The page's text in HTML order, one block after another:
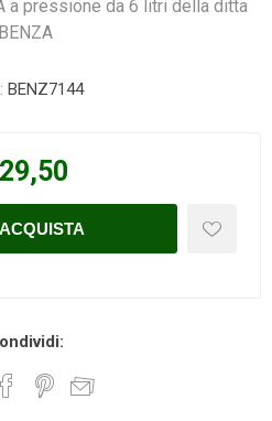
a pressione da 6 litri della ditta
BENZA
BENZ7144